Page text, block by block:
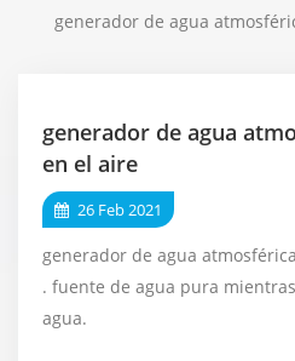
generador de agua
generador de agua
en el aire
26 Feb 2021
generador de agua
. fuente de agua pura
agua.